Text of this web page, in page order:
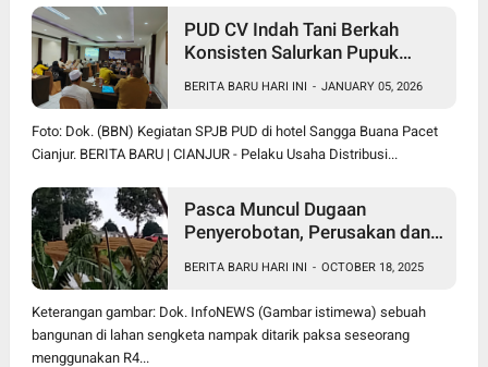
PUD CV Indah Tani Berkah
Konsisten Salurkan Pupuk
BERITA BARU HARI INI - JANUARY 05, 2026
Foto: Dok. (BBN) Kegiatan SPJB PUD di hotel Sangga Buana Pacet
Cianjur. BERITA BARU | CIANJUR - Pelaku Usaha Distribusi...
Pasca Muncul Dugaan
Penyerobotan, Perusakan dan
Pancawati Bogor, Kasusnya
Jadi Sorotan Publik
BERITA BARU HARI INI - OCTOBER 18, 2025
Keterangan gambar: Dok. InfoNEWS (Gambar istimewa) sebuah
bangunan di lahan sengketa nampak ditarik paksa seseorang
menggunakan R4...